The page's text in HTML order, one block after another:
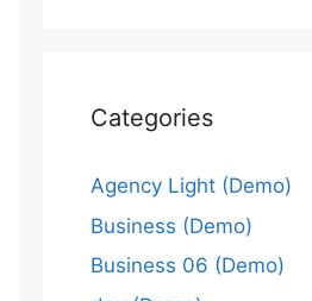
Categories
Agency Light (Demo)
Business (Demo)
Business 06 (Demo)